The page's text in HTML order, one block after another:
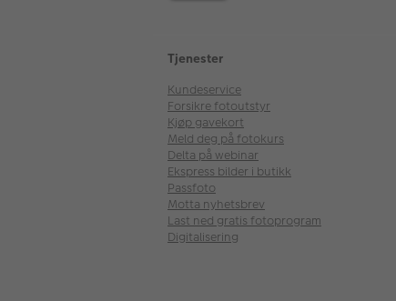
Tjenester
Kundeservice
Forsikre fotoutstyr
Kjøp gavekort
Meld deg på fotokurs
Delta på webinar
Ekspress bilder i butikk
Passfoto
Motta nyhetsbrev
Last ned gratis fotoprogram
Digitalisering